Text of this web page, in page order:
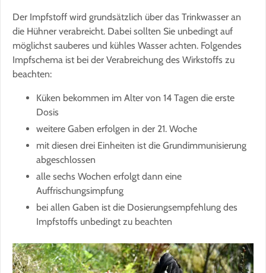
Der Impfstoff wird grundsätzlich über das Trinkwasser an
die Hühner verabreicht. Dabei sollten Sie unbedingt auf
möglichst sauberes und kühles Wasser achten. Folgendes
Impfschema ist bei der Verabreichung des Wirkstoffs zu
beachten:
Küken bekommen im Alter von 14 Tagen die erste
Dosis
weitere Gaben erfolgen in der 21. Woche
mit diesen drei Einheiten ist die Grundimmunisierung
abgeschlossen
alle sechs Wochen erfolgt dann eine
Auffrischungsimpfung
bei allen Gaben ist die Dosierungsempfehlung des
Impfstoffs unbedingt zu beachten